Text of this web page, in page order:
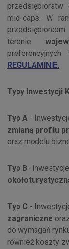
mid-caps. W
terenie
preferencyjnych
REGULAMINIE.
Typy Inwestycji
Typ A -
zmianą profilu
oraz modelu
Typ B-
Typ C -
zagraniczne
do wymagań
również koszty